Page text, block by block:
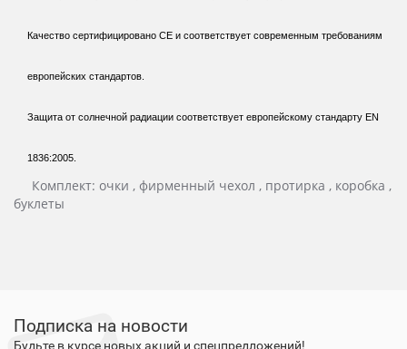
Качество сертифицировано СЕ и соответствует современным требованиям
европейских стандартов.
Защита от солнечной радиации соответствует европейскому стандарту EN
1836:2005.
Комплект: очки , фирменный чехол , протирка , коробка ,
буклеты
Подписка на новости
Будьте в курсе новых акций и спецпредложений!